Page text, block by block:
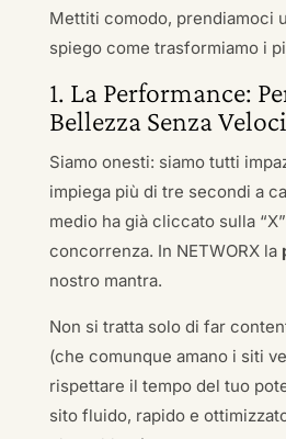
Mettiti comodo, prendiamoci
spiego come trasformiamo i
1. La Performance:
Bellezza Senza
Siamo onesti: siamo tutti
impiega più di tre secondi a
medio ha già cliccato sulla
concorrenza. In NETWORX la
nostro mantra.
Non si tratta solo di far
(che comunque amano i siti
rispettare il tempo del tuo
sito fluido, rapido e